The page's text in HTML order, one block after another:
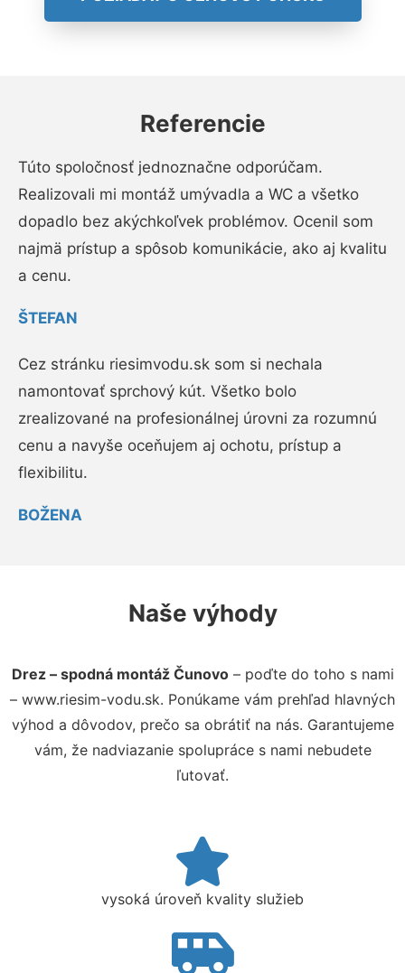
Referencie
Túto spoločnosť jednoznačne odporúčam.
Realizovali mi montáž umývadla a WC a všetko
dopadlo bez akýchkoľvek problémov. Ocenil som
najmä prístup a spôsob komunikácie, ako aj kvalitu
a cenu.
ŠTEFAN
Cez stránku riesimvodu.sk som si nechala
namontovať sprchový kút. Všetko bolo
zrealizované na profesionálnej úrovni za rozumnú
cenu a navyše oceňujem aj ochotu, prístup a
flexibilitu.
BOŽENA
Naše výhody
Drez – spodná montáž Čunovo– poďte do toho s nami
– www.riesim-vodu.sk. Ponúkame vám prehľad hlavných
výhod a dôvodov, prečo sa obrátiť na nás. Garantujeme
vám, že nadviazanie spolupráce s nami nebudete
ľutovať.
vysoká úroveň kvality služieb